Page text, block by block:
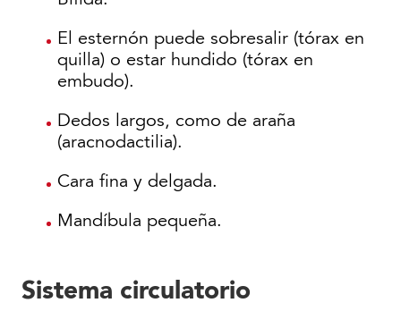
El esternón puede sobresalir (tórax en
quilla) o estar hundido (tórax en
embudo).
Dedos largos, como de araña
(aracnodactilia).
Cara fina y delgada.
Mandíbula pequeña.
Sistema circulatorio